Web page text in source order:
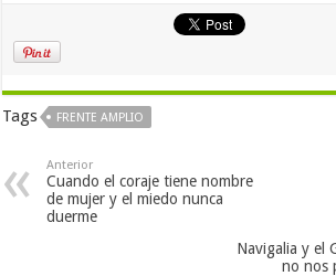
Tags FRENTE AMPLIO
Anterior
Cuando el coraje tiene nombre
de mujer y el miedo nunca
duerme
Navigalia y el
no nos